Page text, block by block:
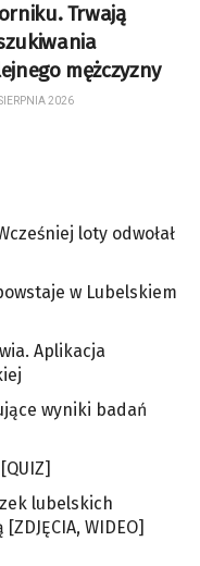
Trwają
mężczyzny
2026
loty odwołał
w Lubelskiem
Aplikacja
wyniki badań
lubelskich
WIDEO]